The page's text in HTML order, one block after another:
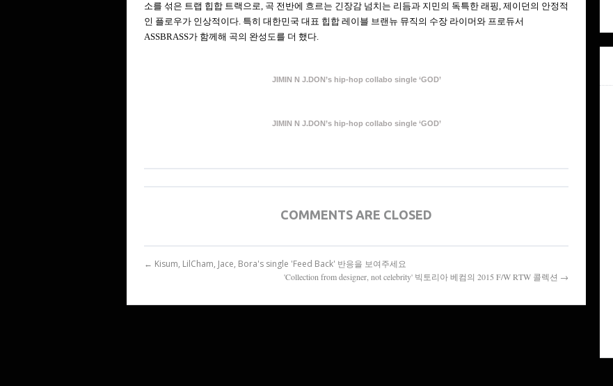
소를 섞은 트랩 힙합 트랙으로, 곡 전반에 흐르는 긴장감 넘치는 리듬과 지민의 독특한 래핑, 제이던의 안정적
인 플로우가 인상적이다. 특히 대한민국 대표 힙합 레이블 브랜뉴 뮤직의 수장 라이머와 프로듀서
ASSBRASS가 함께해 곡의 완성도를 더 했다.
JIMIN N J.DON’s hip-hop collabo single ‘GOD’
JIMIN N J.DON’s hip-hop collabo single ‘GOD’
COMMENTS ARE CLOSED
← Kisum, LilCham, Jace, Bora's single 'Feed Back' 반응을 보여주세요
'Collection from designer, not celebrity' 빅토리아 베컴의 2015 F/W RTW 콜렉션 →